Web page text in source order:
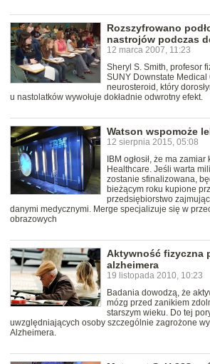
Rozszyfrowano
nastrojów podczas
12 marca 2007, 11:23
Sheryl S. Smith, profesor
SUNY Downstate Medical
neurosteroid, który
u nastolatków wywołuje dokładnie odwrotny efekt.
Watson wspomoże
12 sierpnia 2015, 05:08
IBM ogłosił, że ma
Healthcare. Jeśli warta
zostanie sfinalizowana,
bieżącym roku kupione
przedsiębiorstwo
danymi medycznymi. Merge specjalizuje się w
obrazowych
Aktywność fizyczna
alzheimera
19 listopada 2010, 10:23
Badania dowodzą, że
mózg przed zanikiem
starszym wieku. Do tej
uwzględniających osoby szczególnie zagrożone
Alzheimera.